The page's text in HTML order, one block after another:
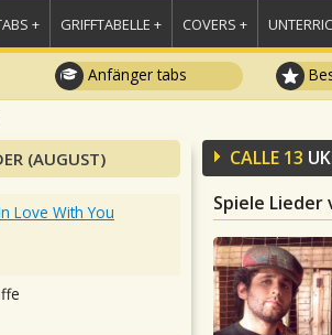
+ GRIFFTABELLE + COVERS +
Anfänger tabs
CALLE 13
Spiele Lieder
(AUGUST)
Love With You